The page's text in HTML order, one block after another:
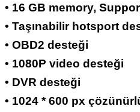
• 16 GB memory,
• Taşınabilir hotsport
• OBD2 desteği
• 1080P video desteği
• DVR desteği
• 1024 * 600 px